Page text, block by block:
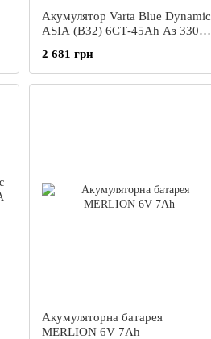
Акумулятор Varta Blue Dynamic
ASIА (В32) 6СТ-45Ah Аз 330А
2 681 грн
Акумуляторна батарея
MERLION 6V 7Ah